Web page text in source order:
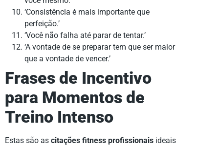
‘Consistência é mais importante que
perfeição.’
‘Você não falha até parar de tentar.’
‘A vontade de se preparar tem que ser maior
que a vontade de vencer.’
Frases de Incentivo
para Momentos de
Treino Intenso
Estas são as citações fitness profissionais ideais